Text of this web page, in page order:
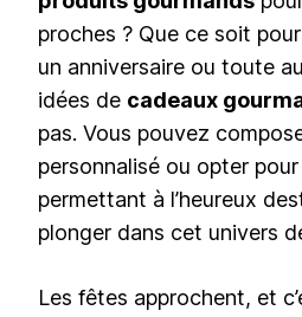
proches ? Que ce soit
un anniversaire ou toute
idées de cadeaux
pas. Vous pouvez
personnalisé ou opter
permettant à l’heureux
plonger dans cet univers
Les fêtes approchent, et